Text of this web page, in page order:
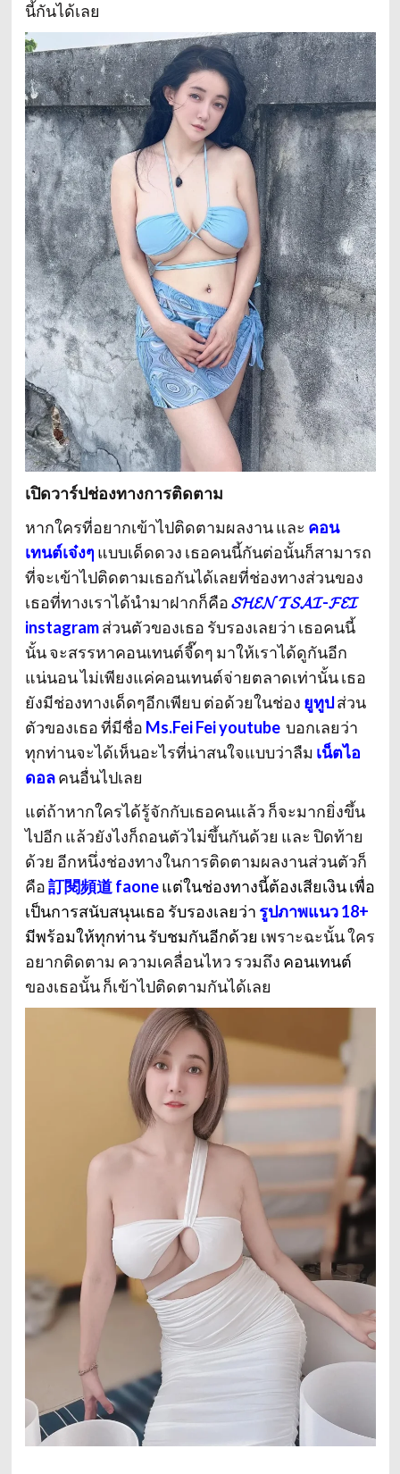
นี้กันได้เลย
เปิดวาร์ปช่องทางการติดตาม
หากใครที่อยากเข้าไปติดตามผลงาน และ คอน
เทนต์เจ๋งๆ แบบเด็ดดวง เธอคนนี้กันต่อนั้นก็สามารถ
ที่จะเข้าไปติดตามเธอกันได้เลยที่ช่องทางส่วนของ
เธอที่ทางเราได้นำมาฝากก็คือ𝓢𝓗𝓔𝓝 𝓣𝓢𝓐𝓘-𝓕𝓔𝓘
instagram ส่วนตัวของเธอ รับรองเลยว่า เธอคนนี้
นั้น จะสรรหาคอนเทนต์จี๊ดๆ มาให้เราได้ดูกันอีก
แน่นอน ไม่เพียงแค่คอนเทนต์จ่ายตลาดเท่านั้น เธอ
ยังมีช่องทางเด็ดๆอีกเพียบ ต่อด้วยในช่อง ยูทูปส่วน
ตัวของเธอ ที่มีชื่อ Ms.Fei Fei youtube บอกเลยว่า
ทุกท่านจะได้เห็นอะไรที่น่าสนใจแบบว่าลืม เน็ตไอ
ดอลคนอื่นไปเลย
แต่ถ้าหากใครได้รู้จักกับเธอคนแล้ว ก็จะมากยิ่งขึ้น
ไปอีก แล้วยังไงก็ถอนตัวไม่ขึ้นกันด้วย และ ปิดท้าย
ด้วย อีกหนึ่งช่องทางในการติดตามผลงานส่วนตัวก็
คือ訂閱頻道 faoneแต่ในช่องทางนี้ต้องเสียเงิน เพื่อ
เป็นการสนับสนุนเธอ รับรองเลยว่า รูปภาพแนว 18+
มีพร้อมให้ทุกท่าน รับชมกันอีกด้วย เพราะฉะนั้น ใคร
อยากติดตาม ความเคลื่อนไหว รวมถึง คอนเทนต์
ของเธอนั้น ก็เข้าไปติดตามกันได้เลย